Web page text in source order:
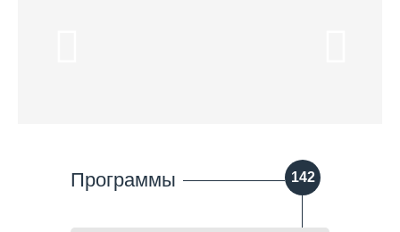
Программы 142